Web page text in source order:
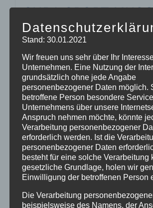
CURA SPORT
55,36€ Enthält 7% Mehrwertsteuer
Lieferzeit: sofort lieferbar
In den Warenkorb
Stand: 30.01.2021
Wir freuen uns sehr über Ihr
Unternehmen. Eine Nutzung der
grundsätzlich ohne jede Angabe
personenbezogener Daten möglich.
betroffene Person besondere
Unternehmens über unsere
Anspruch nehmen möchte, könnte
Verarbeitung personenbezogener
erforderlich werden. Ist die
personenbezogener Daten
besteht für eine solche Verarbeitung
gesetzliche Grundlage, holen wir
Einwilligung der betroffenen Person
Die Verarbeitung
beispielsweise des Namens, der